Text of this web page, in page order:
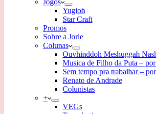
Jogos
Yugioh
Star Craft
Promos
Sobre a Jorle
Colunas
Ouvhinddoh Meshuggah
Musica de Filho da Puta –
Sem tempo pra trabalhar –
Renato de Andrade
Colunistas
+
VEGs